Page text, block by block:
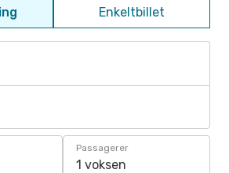
Enkeltbillet
Passagerer
1 voksen